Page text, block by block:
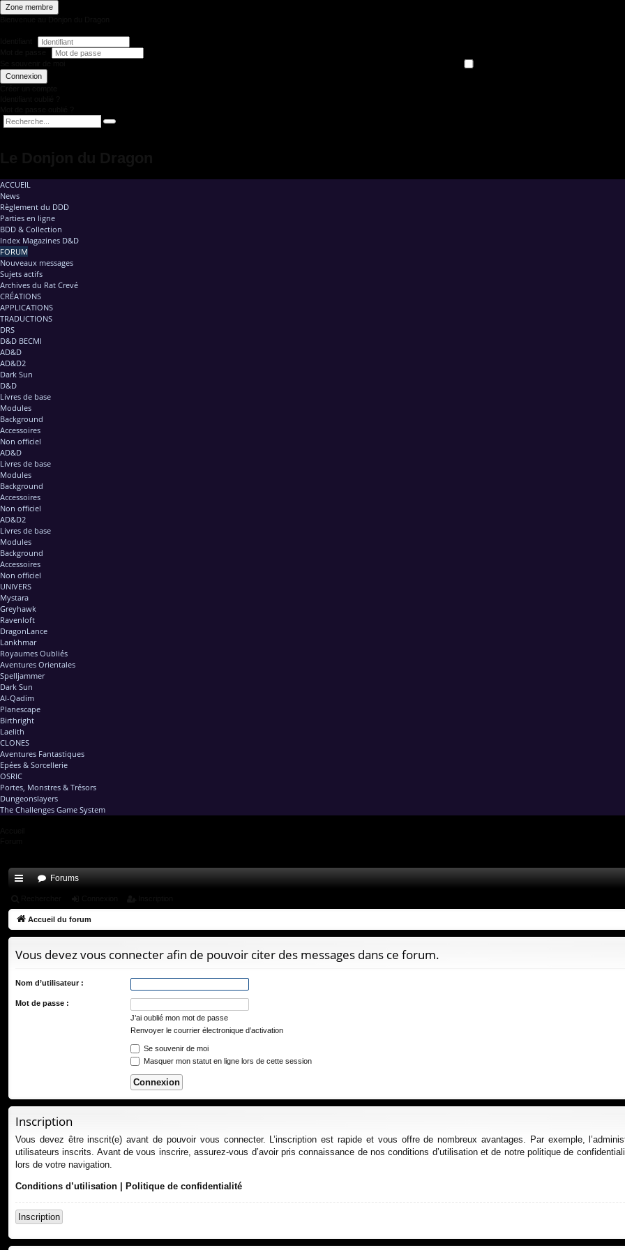
Zone membre
Connexion
ACCUEIL
News
Règlement du DDD
Parties en ligne
BDD & Collection
Index Magazines D&D
FORUM
Nouveaux messages
Sujets actifs
Archives du Rat Crevé
CRÉATIONS
APPLICATIONS
TRADUCTIONS
DRS
D&D BECMI
AD&D
AD&D2
Dark Sun
D&D
Livres de base
Modules
Background
Accessoires
Non officiel
AD&D
Livres de base
Modules
Background
Accessoires
Non officiel
AD&D2
Livres de base
Modules
Background
Accessoires
Non officiel
UNIVERS
Mystara
Greyhawk
Ravenloft
DragonLance
Lankhmar
Royaumes Oubliés
Aventures Orientales
Spelljammer
Dark Sun
Al-Qadim
Planescape
Birthright
Laelith
CLONES
Aventures Fantastiques
Epées & Sorcellerie
OSRIC
Portes, Monstres & Trésors
Dungeonslayers
The Challenges Game System
co
ci
s
Forums
Accueil du forum
Vous devez vous connecter afin de pouvoir citer des messages dans ce forum.
Nom d’utilisateur :
Mot de passe :
J’ai oublié mon mot de passe
Renvoyer le courrier électronique d’activation
Se souvenir de moi
Masquer mon statut en ligne lors de cette session
Inscription
Vous devez être inscrit(e) avant de pouvoir vous connecter. L’inscription est rapide et vous offre de nombreux avantages. Par exemple,
utilisateurs inscrits. Avant de vous inscrire, assurez-vous d’avoir pris connaissance de nos conditions d’utilisation et de notre politique de
lors de votre navigation.
Conditions d’utilisation | Politique de confidentialité
Inscription